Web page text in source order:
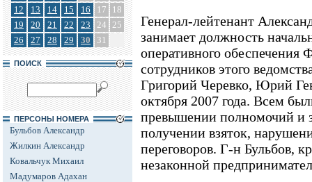
12
13 14 15 16 17
18
19
20 21 22 23 24 25
26
27 28 29 30 31
ПОИСК
ПЕРСОНЫ НОМЕРА
Бульбов Александр
Жилкин Александр
Ковальчук Михаил
Мадумаров Адахан
Генерал-лейтенант
занимает должность
оперативного
сотрудников этого
Григорий Черевко, Юрий
октября 2007 года. Всем
превышении полномочий и
получении взяток,
переговоров. Г-н Бульбов,
незаконной